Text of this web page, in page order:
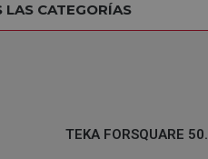
LAS CATEGORÍAS
TEKA FORSQUARE